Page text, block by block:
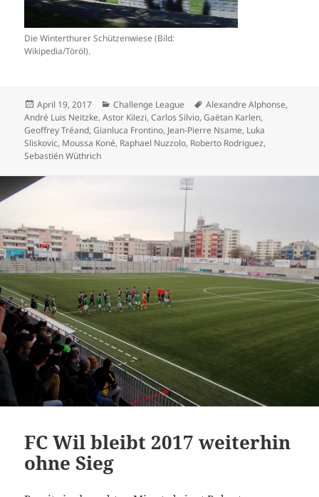
Die Winterthurer Schützenwiese (Bild:
Wikipedia/Töröl).
Veröffentlicht
am
April 19, 2017 Kategorien
Challenge League Schlagwörter
Alexandre Alphonse,
André Luis Neitzke,Astor Kilezi,Carlos Silvio,Gaëtan Karlen,
Geoffrey Tréand,Gianluca Frontino, Jean-Pierre Nsame, Luka
Sliskovic, Moussa Koné, Raphael Nuzzolo, Roberto Rodriguez,
Sebastién Wüthrich
FC Wil bleibt 2017 weiterhin
ohne Sieg